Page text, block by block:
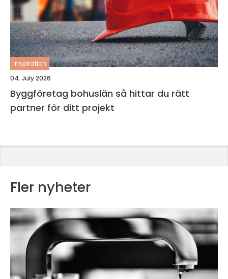
inspiration
04. July 2026
Byggföretag bohuslän så hittar du rätt
partner för ditt projekt
Fler nyheter